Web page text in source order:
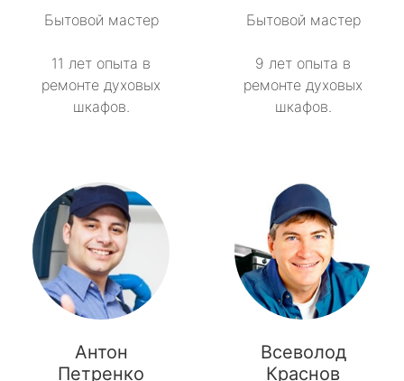
Бытовой мастер
11 лет опыта в
ремонте духовых
шкафов.
Бытовой мастер
9 лет опыта в
ремонте духовых
шкафов.
Антон
Петренко
Всеволод
Краснов